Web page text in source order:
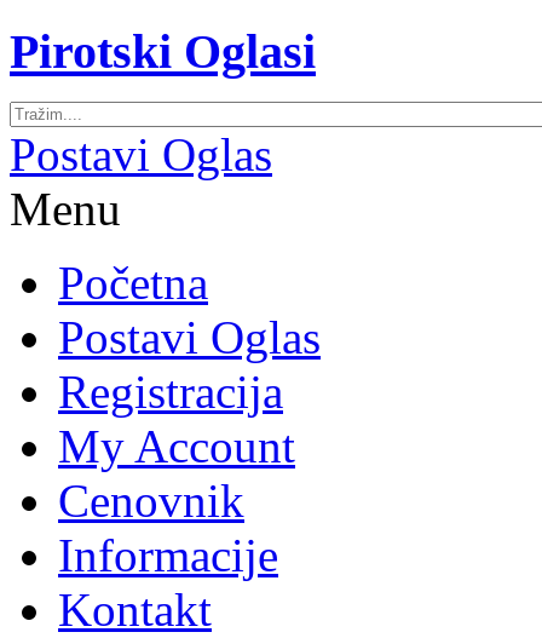
Pirotski Oglasi
Postavi Oglas
Menu
Početna
Postavi Oglas
Registracija
My Account
Cenovnik
Informacije
Kontakt